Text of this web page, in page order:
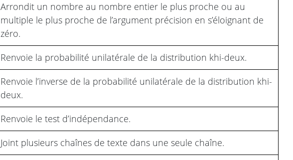
Arrondit un nombre au nombre entier le plus proche ou au
multiple le plus proche de l’argument précision en s’éloignant de
zéro.
Renvoie la probabilité unilatérale de la distribution khi-deux.
Renvoie l’inverse de la probabilité unilatérale de la distribution khi-
deux.
Renvoie le test d’indépendance.
Joint plusieurs chaînes de texte dans une seule chaîne.